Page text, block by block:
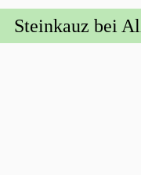
Steinkauz bei